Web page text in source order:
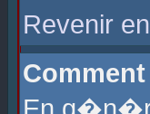
Revenir